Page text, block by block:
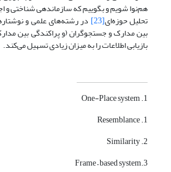
هم‌نوا شویم و بگوییم که سازماندهی شناختی و
تحلیل حوزه‌ای[23] در رشته‌های علمی و
بین مدارک و جستجوگران (و پراکندگی بین
بازیابی اطلاعات را به میزان زیادی تسهیل می‌کند.
1. One-Place system
1. Resemblance
2. Similarity
3.Frame – based system